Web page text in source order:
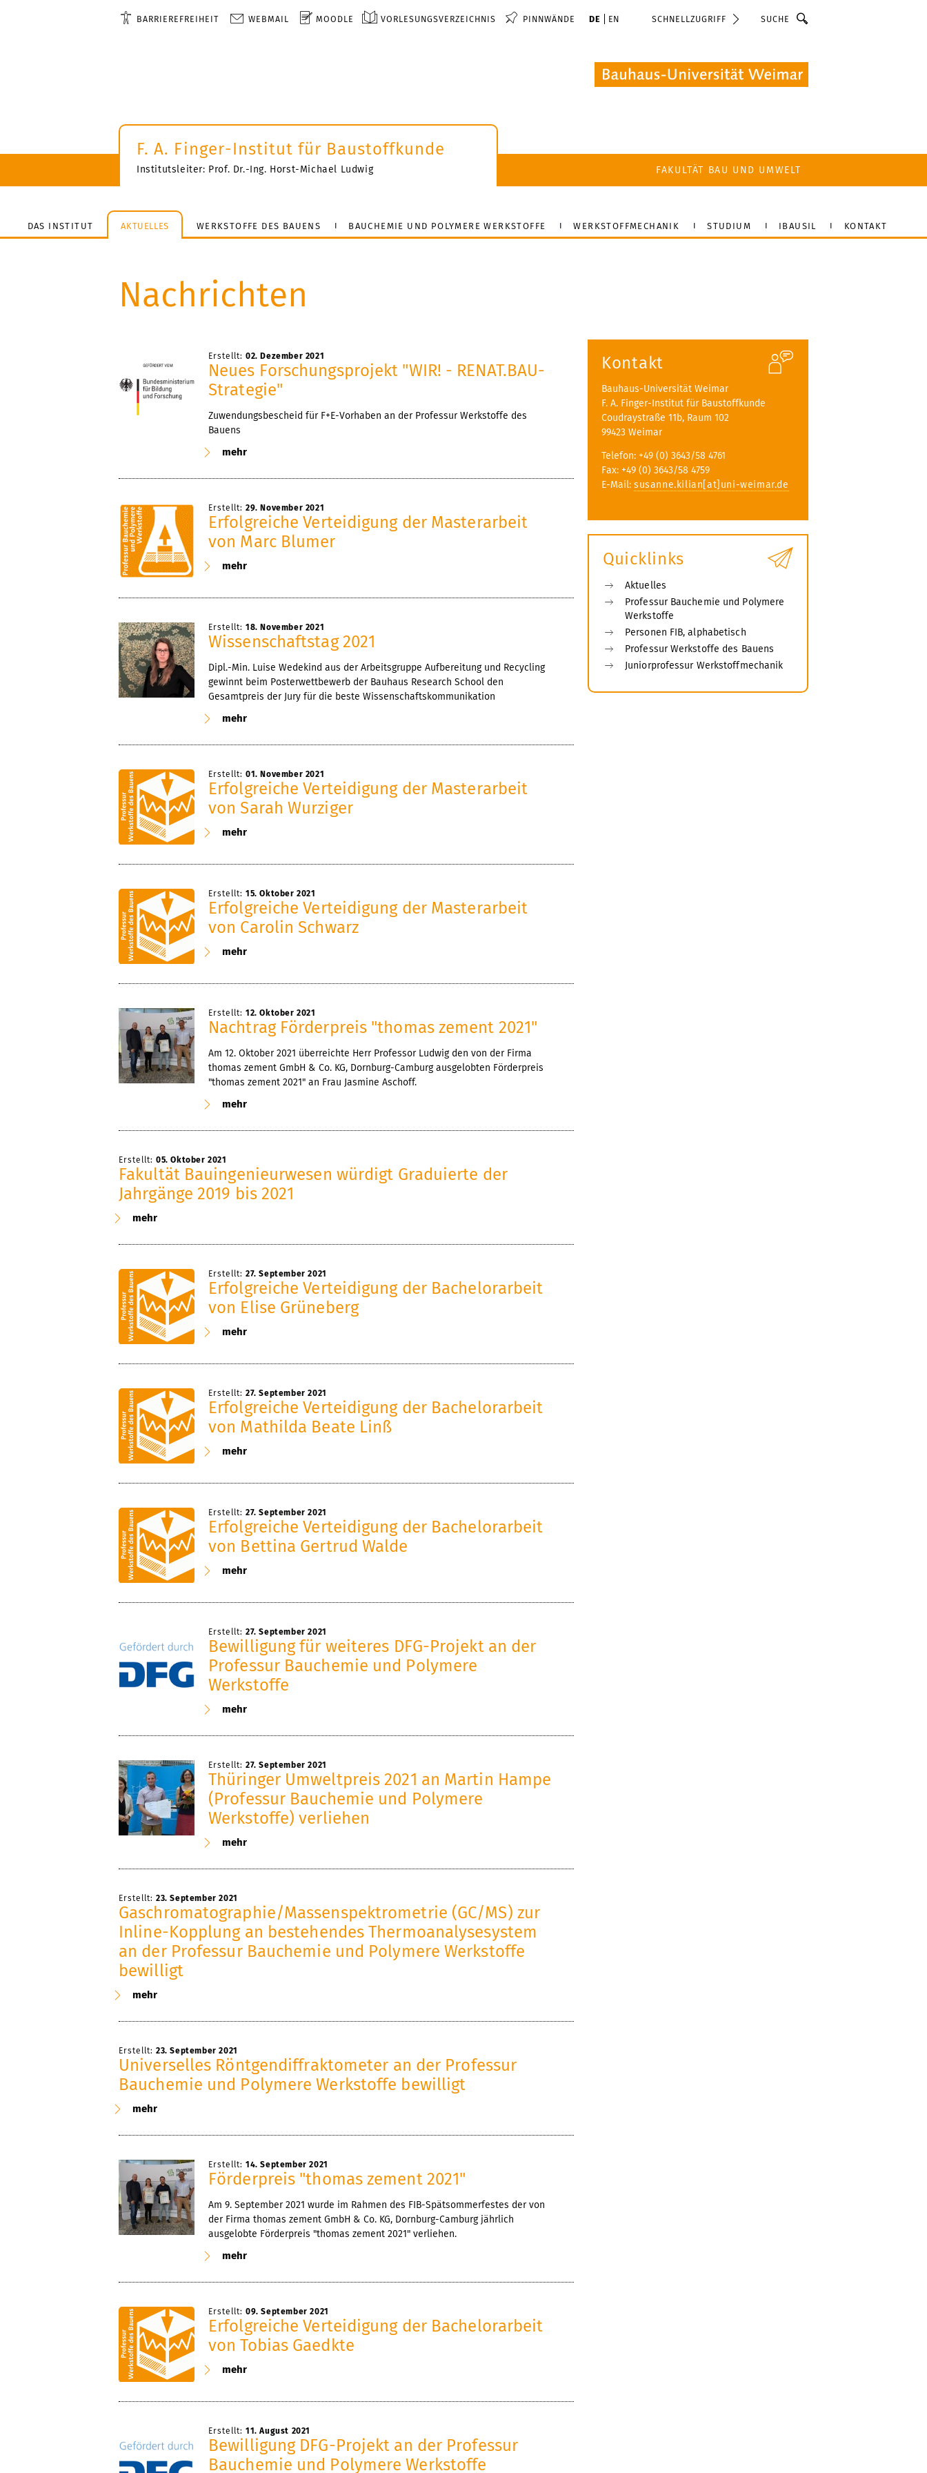
BARRIEREFREIHEIT WEBMAIL MOODLE VORLESUNGSVERZEICHNIS PINNWÄNDE DE EN SCHNELLZUGRIFF Suche
F. A. Finger-Institut für Baustoffkunde
Institutsleiter: Prof. Dr.-Ing. Horst-Michael Ludwig FAKULTÄT BAU UND UMWELT
DAS INSTITUT AKTUELLES WERKSTOFFE DES BAUENS BAUCHEMIE UND POLYMERE WERKSTOFFE WERKSTOFFMECHANIK STUDIUM IBAUSIL KONTAKT
Nachrichten
Erstellt: 02. Dezember 2021
Neues Forschungsprojekt "WIR! - RENAT.BAU-
Strategie"
Zuwendungsbescheid für F+E-Vorhaben an der Professur Werkstoffe des
Bauens
mehr
Erstellt: 29. November 2021
Erfolgreiche Verteidigung der Masterarbeit
von Marc Blumer
mehr
Erstellt: 18. November 2021
Wissenschaftstag 2021
Dipl.-Min. Luise Wedekind aus der Arbeitsgruppe Aufbereitung und Recycling
gewinnt beim Posterwettbewerb der Bauhaus Research School den
Gesamtpreis der Jury für die beste Wissenschaftskommunikation
mehr
Erstellt: 01. November 2021
Erfolgreiche Verteidigung der Masterarbeit
von Sarah Wurziger
mehr
Erstellt: 15. Oktober 2021
Erfolgreiche Verteidigung der Masterarbeit
von Carolin Schwarz
mehr
Erstellt: 12. Oktober 2021
Nachtrag Förderpreis "thomas zement 2021"
Am 12. Oktober 2021 überreichte Herr Professor Ludwig den von der Firma
thomas zement GmbH & Co. KG, Dornburg-Camburg ausgelobten Förderpreis
"thomas zement 2021" an Frau Jasmine Aschoff.
mehr
Erstellt: 05. Oktober 2021
Fakultät Bauingenieurwesen würdigt Graduierte der
Jahrgänge 2019 bis 2021
mehr
Erstellt: 27. September 2021
Erfolgreiche Verteidigung der Bachelorarbeit
von Elise Grüneberg
mehr
Erstellt: 27. September 2021
Erfolgreiche Verteidigung der Bachelorarbeit
von Mathilda Beate Linß
mehr
Erstellt: 27. September 2021
Erfolgreiche Verteidigung der Bachelorarbeit
von Bettina Gertrud Walde
mehr
Erstellt: 27. September 2021
Bewilligung für weiteres DFG-Projekt an der
Professur Bauchemie und Polymere
Werkstoffe
mehr
Erstellt: 27. September 2021
Thüringer Umweltpreis 2021 an Martin Hampe
(Professur Bauchemie und Polymere
Werkstoffe) verliehen
mehr
Erstellt: 23. September 2021
Gaschromatographie/Massenspektrometrie (GC/MS) zur
Inline-Kopplung an bestehendes Thermoanalysesystem
an der Professur Bauchemie und Polymere Werkstoffe
bewilligt
mehr
Erstellt: 23. September 2021
Universelles Röntgendiffraktometer an der Professur
Bauchemie und Polymere Werkstoffe bewilligt
mehr
Erstellt: 14. September 2021
Förderpreis "thomas zement 2021"
Am 9. September 2021 wurde im Rahmen des FIB-Spätsommerfestes der von
der Firma thomas zement GmbH & Co. KG, Dornburg-Camburg jährlich
ausgelobte Förderpreis "thomas zement 2021" verliehen.
mehr
Erstellt: 09. September 2021
Erfolgreiche Verteidigung der Bachelorarbeit
von Tobias Gaedkte
mehr
Erstellt: 11. August 2021
Bewilligung DFG-Projekt an der Professur
Bauchemie und Polymere Werkstoffe
Kontakt
Bauhaus-Universität Weimar
F. A. Finger-Institut für Baustoffkunde
Coudraystraße 11b, Raum 102
99423 Weimar
Telefon: +49 (0) 3643/58 4761
Fax: +49 (0) 3643/58 4759
E-Mail: susanne.kilian[at]uni-weimar.de
Quicklinks
Aktuelles
Professur Bauchemie und Polymere
Werkstoffe
Personen FIB, alphabetisch
Professur Werkstoffe des Bauens
Juniorprofessur Werkstoffmechanik